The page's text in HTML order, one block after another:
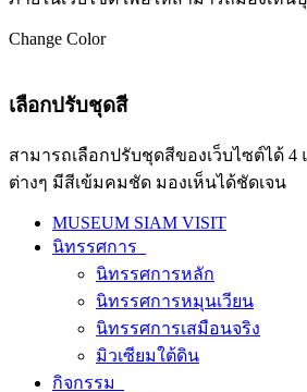
Change Color
เลือกปรับชุดสี
สามารถเลือกปรับชุดสีของเว็บไซต์ได้
ต่างๆ มีสีเข้มคมชัด มองเห็นได้ชัดเจน
MUSEUM SIAM VISIT
นิทรรศการ
นิทรรศการหลัก
นิทรรศการหมุนเวียน
นิทรรศการเสมือนจริง
มิวเซียมใต้ดิน
กิจกรรม